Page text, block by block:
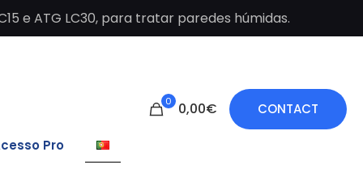
e ATG LC30, para tratar paredes húmidas.
Pro
0 0,00€ CONTACT